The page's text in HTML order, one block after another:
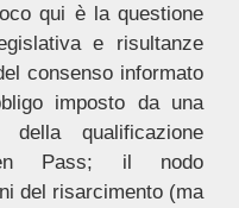
qui è la questione
e risultanze
consenso informato
imposto da una
qualificazione
Pass; il nodo
del risarcimento (ma